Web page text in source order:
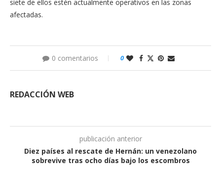
siete de ellos estén actualmente operativos en las zonas
afectadas.
0 comentarios 0
REDACCIÓN WEB
publicación anterior
Diez países al rescate de Hernán: un venezolano
sobrevive tras ocho días bajo los escombros